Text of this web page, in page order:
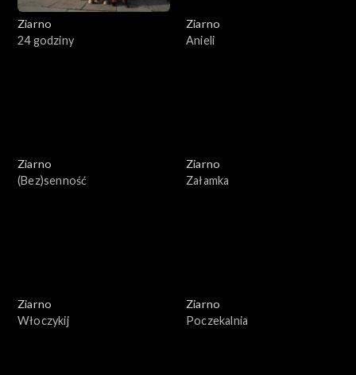
Ziarno
24 godziny
Ziarno
Anieli
Ziarno
(Bez)senność
Ziarno
Załamka
Ziarno
Włoczykij
Ziarno
Poczekalnia